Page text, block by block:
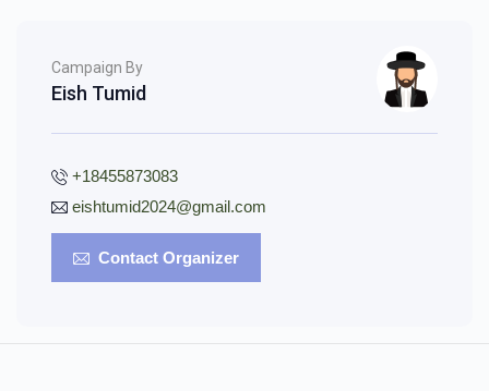
Campaign By
Eish Tumid
+18455873083
eishtumid2024@gmail.com
Contact Organizer